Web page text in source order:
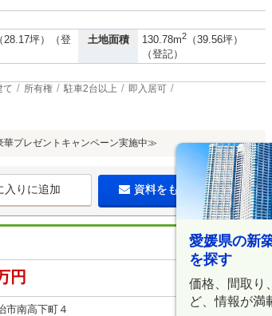
（28.17坪）（登
土地面積 130.78m2
（39.56坪）
（登記）
て 所有権 駐車2台以上
即入居可
プレゼントキャンペーン実施中≫
入りに追加 資料をもらう（無料）
円
市南高下町４
愛媛県の新
を探す
価格、間取り
ど、情報が満